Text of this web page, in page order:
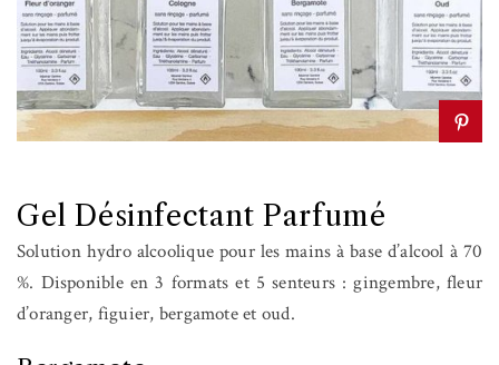
Gel Désinfectant Parfumé
Solution hydro alcoolique pour les mains à base d’alcool à 70
%. Disponible en 3 formats et 5 senteurs : gingembre, fleur
d’oranger, figuier, bergamote et oud.